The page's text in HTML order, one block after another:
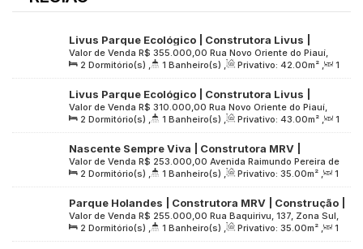
Livus Parque Ecológico | Construtora Livus |
Pronto | 42 Metros | 02 Dormitórios | sem Varanda |
01 Vaga
R$ 355.000,00
Valor de Venda
Rua Novo Oriente do Piauí,
416, Zona Leste, 03820-310, Vila Sílvia, São Paulo, São
Paulo, Brasil
2 Dormitório(s) , 1 Banheiro(s) , Privativo: 42.00m² ,
1
Sala(s) , 1 Vaga(s) , Útil: 42.00m² , Terreno: 2075.00m²
Livus Parque Ecológico | Construtora Livus |
Pronto | 43 Metros | 02 Dormitórios | sem Varanda
e Vaga
R$ 310.000,00
Valor de Venda
Rua Novo Oriente do Piauí,
416, Zona Leste, 03820-310, Vila Sílvia, São Paulo, São
Paulo, Brasil
2 Dormitório(s) , 1 Banheiro(s) , Privativo: 43.00m² ,
1
Sala(s) , Útil: 43.00m² , Terreno: 2075.00m²
Nascente Sempre Viva | Construtora MRV |
Construção | 35 metros | 02 dormitórios | com
varanda | sem vaga
R$ 253.000,00
Valor de Venda
Avenida Raimundo Pereira de
Magalhães, 7395, Zona Norte, 05145-200, Jardim Íris, São
Paulo, São Paulo, Brasil
2 Dormitório(s) , 1 Banheiro(s) , Privativo: 35.00m² ,
1
Sala(s) , Útil: 35.00m² , Terreno: 15328.00m²
Parque Holandes | Construtora MRV | Construção |
35 metros | 02 dormitórios | sem varanda e vaga
R$ 255.000,00
Valor de Venda
Rua Baquirivu, 137, Zona Sul,
04404-030, Cidade Ademar, São Paulo, São Paulo, Brasil
2 Dormitório(s) , 1 Banheiro(s) , Privativo: 35.00m² ,
1
Sala(s) , Útil: 35.00m² , Terreno: 2152.00m²